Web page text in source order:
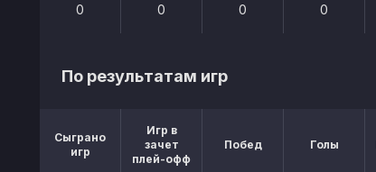
0 0 0 0
По результатам игр
Сыграно
игр
Игр в
зачет
плей-офф
Побед Голы